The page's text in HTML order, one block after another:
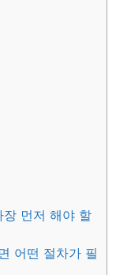
장 먼저 해야 할
어떤 절차가 필